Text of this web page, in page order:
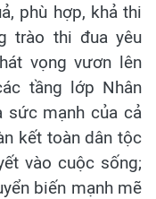
phù hợp, khả thi
trào thi đua yêu
vọng vươn lên
tầng lớp Nhân
sức mạnh của cả
kết toàn dân tộc
vào cuộc sống;
biến mạnh mẽ